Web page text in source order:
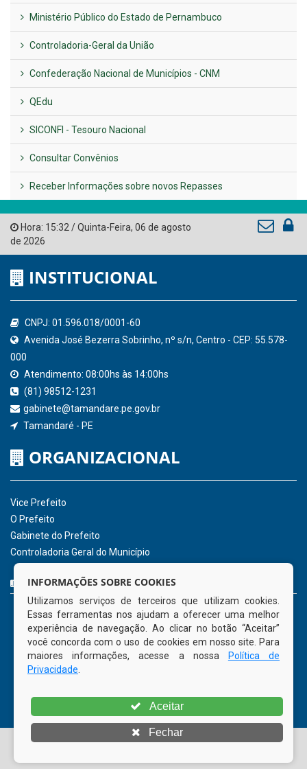
Previous
LINKS ÚTEIS
AMUPE
Governo de Pernambuco
Tribunal de Contas do Estado de Pernambuco
Ministério Público do Estado de Pernambuco
Controladoria-Geral da União
Confederação Nacional de Municípios - CNM
QEdu
Consultar Convênios
Receber Informações sobre novos Repasses
Hora:15:32/ Quinta-Feira,06 de agosto
de 2026
INSTITUCIONAL
CNPJ: 01.596.018/0001-60
000
Atendimento: 08:00hs às 14:00hs
(81) 98512-1231
gabinete@tamandare.pe.gov.br
Tamandaré - PE
Vice Prefeito
Gabinete do Prefeito
INFORMAÇÕES SOBRE COOKIES
Utilizamos serviços de terceiros que utilizam cookies.
Essas ferramentas nos ajudam a oferecer uma melhor
experiência de navegação. Ao clicar no botão “Aceitar”
você concorda com o uso de cookies em nosso site. Para
maiores informações, acesse a nossa
Política de
Privacidade
Aceitar
Fechar